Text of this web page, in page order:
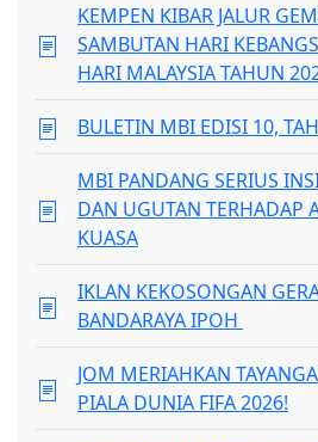
KEMPEN KIBAR JALUR
SAMBUTAN HARI
HARI MALAYSIA TAHUN
BULETIN MBI EDISI 10,
MBI PANDANG SERIUS
DAN UGUTAN TERHADAP
KUASA
IKLAN KEKOSONGAN
BANDARAYA IPOH
JOM MERIAHKAN
PIALA DUNIA FIFA 2026!